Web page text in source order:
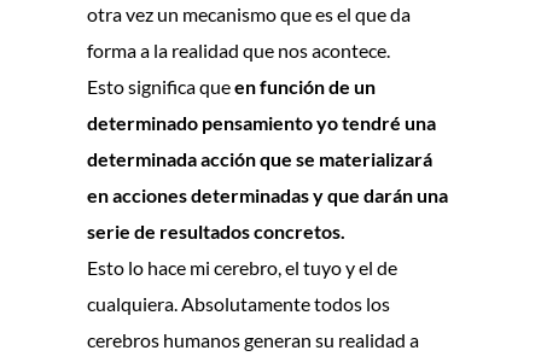
otra vez un mecanismo que es el que da
forma a la realidad que nos acontece.
Esto significa queen función de un
determinado pensamiento yo tendré una
determinada acción que se materializará
en acciones determinadas y que darán una
serie de resultados concretos.
Esto lo hace mi cerebro, el tuyo y el de
cualquiera. Absolutamente todos los
cerebros humanos generan su realidad a